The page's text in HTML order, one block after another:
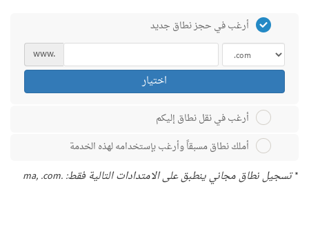
أرغب في حجز نطاق جديد
www.
اختيار
أرغب في نقل نطاق إليكم
أملك نطاق مسبقاً وأرغب بإستخدامه لهذه الخدمة
*تسجيل نطاق مجاني ينطبق على الامتدادات التالية فقط: .ma, .com